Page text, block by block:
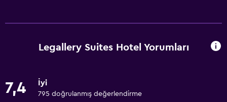
Oda servisi
24 saat resepsiyon
Legallery Suites Hotel Yorumları
7,4 İyi
795 doğrulanmış değerlendirme